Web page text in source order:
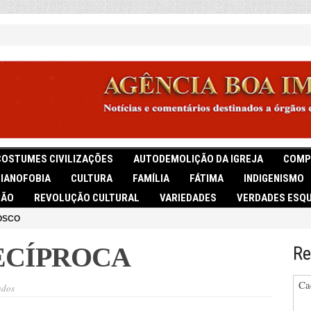
CIVILIZAÇÕES AUTODEMOLIÇÃO DA IGREJA
CULTURA FAMÍLIA FÁTIMA
INDIGENISMO
REVOLUÇÃO CULTURAL VARIEDADES VERDADES
em